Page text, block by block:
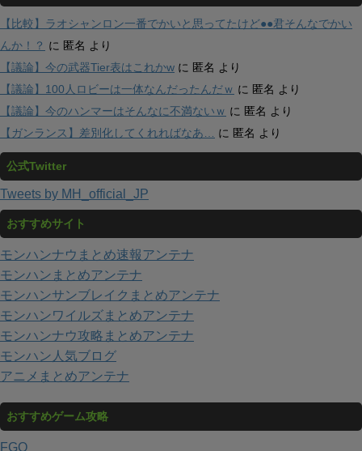
【比較】ラオシャンロン一番でかいと思ってたけど●●君そんなでかい
んか！？ に 匿名 より
【議論】今の武器Tier表はこれかw に 匿名 より
【議論】100人ロビーは一体なんだったんだｗ に 匿名 より
【議論】今のハンマーはそんなに不満ないｗ に 匿名 より
【ガンランス】差別化してくれればなあ… に 匿名 より
公式Twitter
Tweets by MH_official_JP
おすすめサイト
モンハンナウまとめ速報アンテナ
モンハンまとめアンテナ
モンハンサンブレイクまとめアンテナ
モンハンワイルズまとめアンテナ
モンハンナウ攻略まとめアンテナ
モンハン人気ブログ
アニメまとめアンテナ
おすすめゲーム攻略
FGO